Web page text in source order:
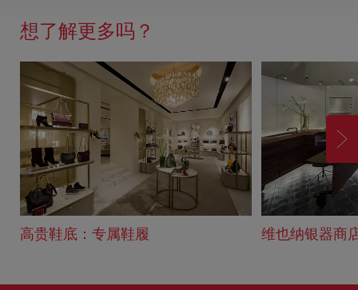
想了解更多吗？
高贵鞋底：专属鞋履 维也纳银器商
前
进